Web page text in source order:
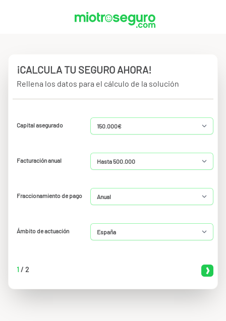
¡CALCULA TU SEGURO AHORA!
Rellena los datos para el cálculo de la solución
Capital asegurado
Facturación anual
Fraccionamiento de pago
Ámbito de actuación
1/ 2